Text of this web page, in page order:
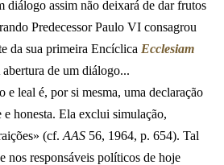
diálogo assim não deixará de dar frutos
Predecessor Paulo VI consagrou
da sua primeira Encíclica Ecclesiam
de um diálogo...
e leal é, por si mesma, uma declaração
honesta. Ela exclui simulação,
(cf. AAS 56, 1964, p. 654). Tal
nos responsáveis políticos de hoje